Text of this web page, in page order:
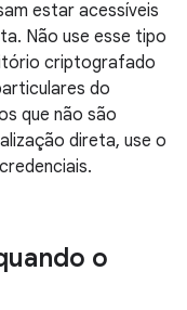
estar acessíveis
Não use esse tipo
criptografado
do
que não são
direta, use o
o